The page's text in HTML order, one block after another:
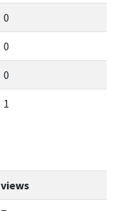
0
0
0
1
views